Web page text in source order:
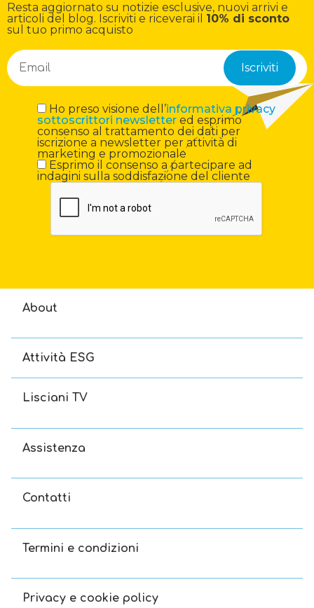
Resta aggiornato su notizie esclusive, nuovi arrivi e
articoli del blog. Iscriviti e riceverai il 10% di sconto
sul tuo primo acquisto
Ho preso visione dell’informativa privacy
sottoscrittori newslettered esprimo
consenso al trattamento dei dati per
iscrizione a newsletter per attività di
marketing e promozionale
Esprimo il consenso a partecipare ad
indagini sulla soddisfazione del cliente
About
Attività ESG
Lisciani TV
Assistenza
Contatti
Termini e condizioni
Privacy e cookie policy